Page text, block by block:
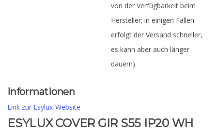
von der Verfügbarkeit beim
Hersteller; in einigen Fällen
erfolgt der Versand schneller,
es kann aber auch länger
dauern).
Informationen
Link zur Esylux-Website
ESYLUX COVER GIR S55 IP20 WH